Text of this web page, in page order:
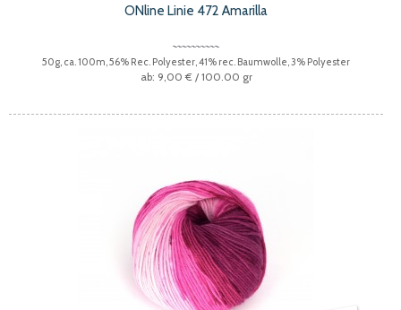
ONline Linie 472 Amarilla
50g, ca. 100m, 56% Rec. Polyester, 41% rec. Baumwolle, 3% Polyester
9,00 € / 100.00 gr